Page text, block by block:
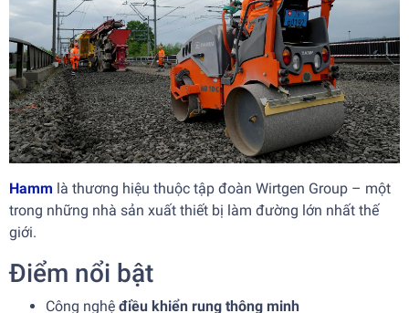
Hamm là thương hiệu thuộc tập đoàn Wirtgen Group – một
trong những nhà sản xuất thiết bị làm đường lớn nhất thế
giới.
Điểm nổi bật
Công nghệ điều khiển rung thông minh